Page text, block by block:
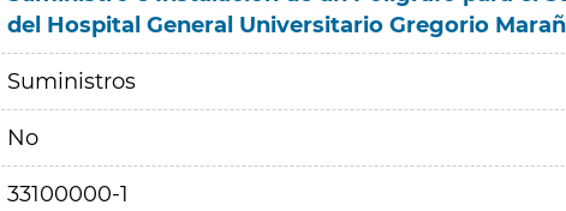
del Hospital General Universitario Gregorio
Suministros
No
33100000-1